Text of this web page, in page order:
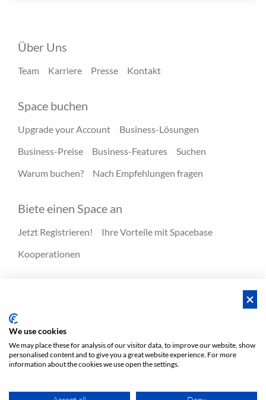
Über Uns
Team Karriere Presse Kontakt
Space buchen
Upgrade your Account
Business-Lösungen
Business-Preise
Business-Features
Suchen
Warum buchen?
Nach Empfehlungen fragen
Biete einen Space an
Jetzt Registrieren!
Ihre Vorteile mit Spacebase
Kooperationen
AGBs Privatsphäre AGBs/ Impressum
Sitemap
We use cookies
We may place these for analysis of our visitor data, to improve our website, show
personalised content and to give you a great website experience. For more
information about the cookies we use open the settings.